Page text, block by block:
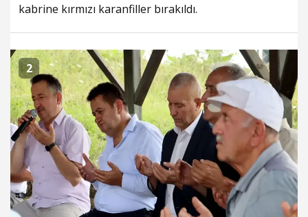
kabrine kırmızı karanfiller bırakıldı.
2